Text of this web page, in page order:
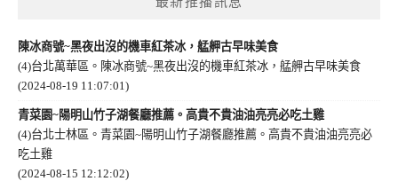
陳冰商號~黑夜出沒的機車紅茶冰，艋舺古早味美食
(4)台北萬華區。陳冰商號~黑夜出沒的機車紅茶冰，艋舺古早味美食
(2024-08-19 11:07:01)
青菜園~陽明山竹子湖餐廳推薦。高貴不貴油油亮亮必吃土雞
(4)台北士林區。青菜園~陽明山竹子湖餐廳推薦。高貴不貴油油亮亮必
吃土雞
(2024-08-15 12:12:02)